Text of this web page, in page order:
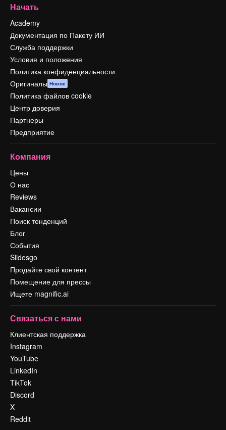
Начать
Academy
Документация по Пакету ИИ
Служба поддержки
Условия и положения
Политика конфиденциальности
Оригиналы Новое
Политика файлов cookie
Центр доверия
Партнеры
Предприятие
Компания
Цены
О нас
Reviews
Вакансии
Поиск тенденций
Блог
События
Slidesgo
Продайте свой контент
Помещение для прессы
Ищете magnific.ai
Связаться с нами
Клиентская поддержка
Instagram
YouTube
LinkedIn
TikTok
Discord
X
Reddit